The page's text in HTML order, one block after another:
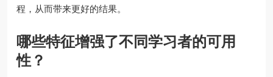
程，从而带来更好的结果。
哪些特征增强了不同学习者的可用
性？